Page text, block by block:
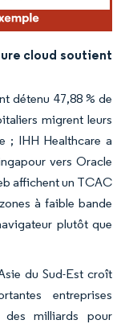
cloud soutient
détenu 47,88 % de
migrent leurs
; IHH Healthcare a
vers Oracle
affichent un TCAC
à faible bande
plutôt que
du Sud-Est croît
entreprises
des milliards pour